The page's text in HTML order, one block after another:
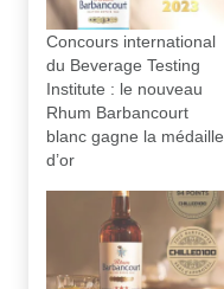
Concours international
du Beverage Testing
Institute : le nouveau
Rhum Barbancourt
blanc gagne la médaille
d’or